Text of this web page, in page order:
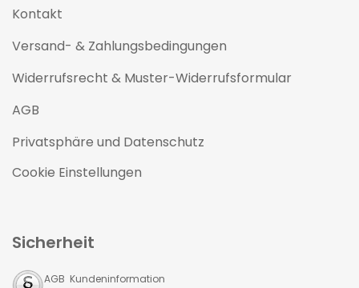
Kontakt
Versand- & Zahlungsbedingungen
Widerrufsrecht & Muster-Widerrufsformular
AGB
Privatsphäre und Datenschutz
Cookie Einstellungen
Sicherheit
AGB Kundeninformation